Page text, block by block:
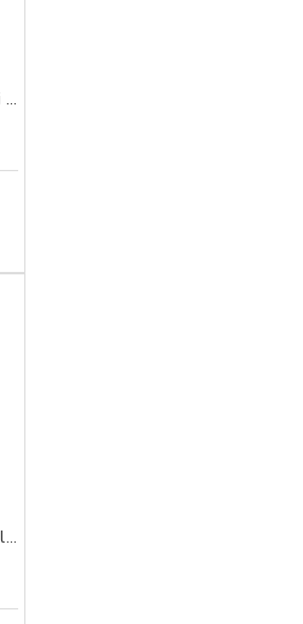
MONGE Svinjetina pirinač i krompir za sve rase adult 12kg
MAYBELLINE New York Colossal maskara black